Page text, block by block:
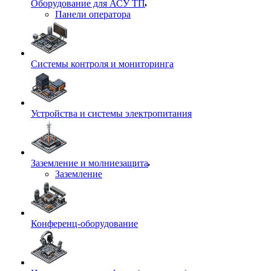
Оборудование для АСУ ТП
Панели оператора
Системы контроля и мониторинга
Устройства и системы электропитания
Заземление и молниезащита
Заземление
Конференц-оборудование